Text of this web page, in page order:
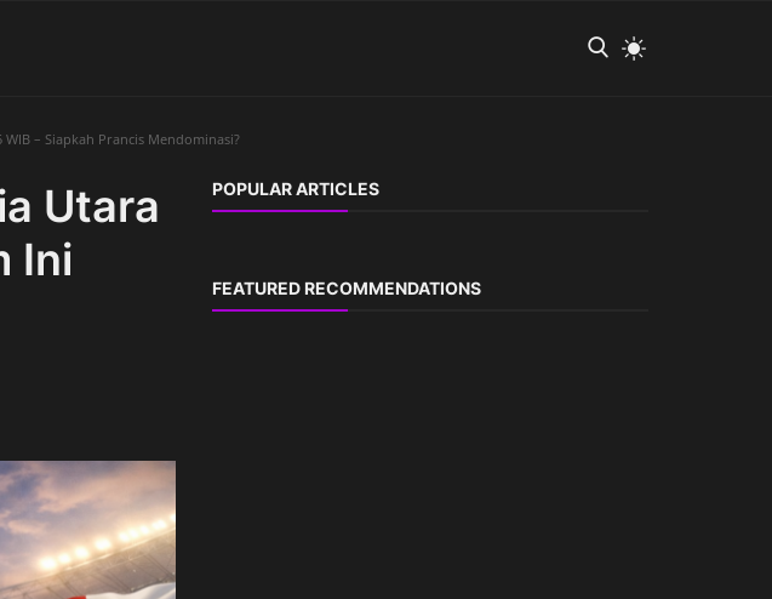
– Siapkah Prancis Mendominasi?
Utara
Ini
POPULAR ARTICLES
FEATURED RECOMMENDATIONS